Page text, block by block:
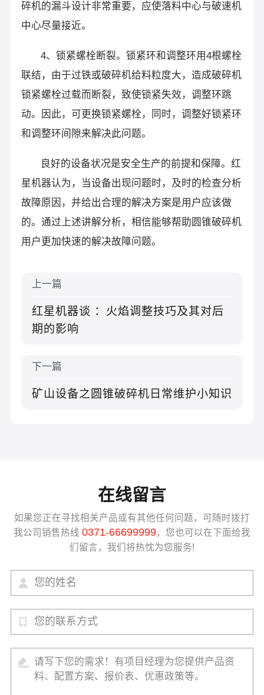
碎机的漏斗设计非常重要，应使落料中心与破速机
中心尽量接近。
4、锁紧螺栓断裂。锁紧环和调整环用4根螺栓
联结，由于过铁或破碎机给料粒度大，造成破碎机
锁紧螺栓过载而断裂，致使锁紧失效，调整环跳
动。因此，可更换锁紧螺栓，同时，调整好锁紧环
和调整环间隙来解决此问题。
良好的设备状况是安全生产的前提和保障。红
星机器认为，当设备出现问题时，及时的检查分析
故障原因，并给出合理的解决方案是用户应该做
的。通过上述讲解分析，相信能够帮助圆锥破碎机
用户更加快速的解决故障问题。
上一篇
红星机器谈 ：火焰调整技巧及其对后
期的影响
下一篇
矿山设备之圆锥破碎机日常维护小知识
在线留言
如果您正在寻找相关产品或有其他任何问题，可随时拨打
我公司销售热线 0371-66699999，您也可以在下面给我
们留言，我们将热忱为您服务!